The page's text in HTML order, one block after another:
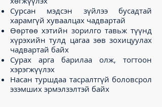
Сурсан мэдсэн зүйлээ бусадтай
харамгүй хуваалцах чадвартай
Өөртөө хэтийн зорилго тавьж түүнд
хүрэхийн тулд цагаа зөв зохицуулах
чадвартай байх
Сурах арга барилаа олж, тогтоон
хэрэгжүүлэх
Насан туршдаа тасралтгүй боловсрол
эзэмших эрмэлзэлтэй байх